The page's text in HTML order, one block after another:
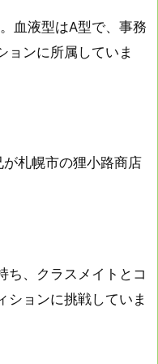
血液型はA型で、事務
ョンに所属していま
札幌市の狸小路商店
ち、クラスメイトとコ
ションに挑戦していま